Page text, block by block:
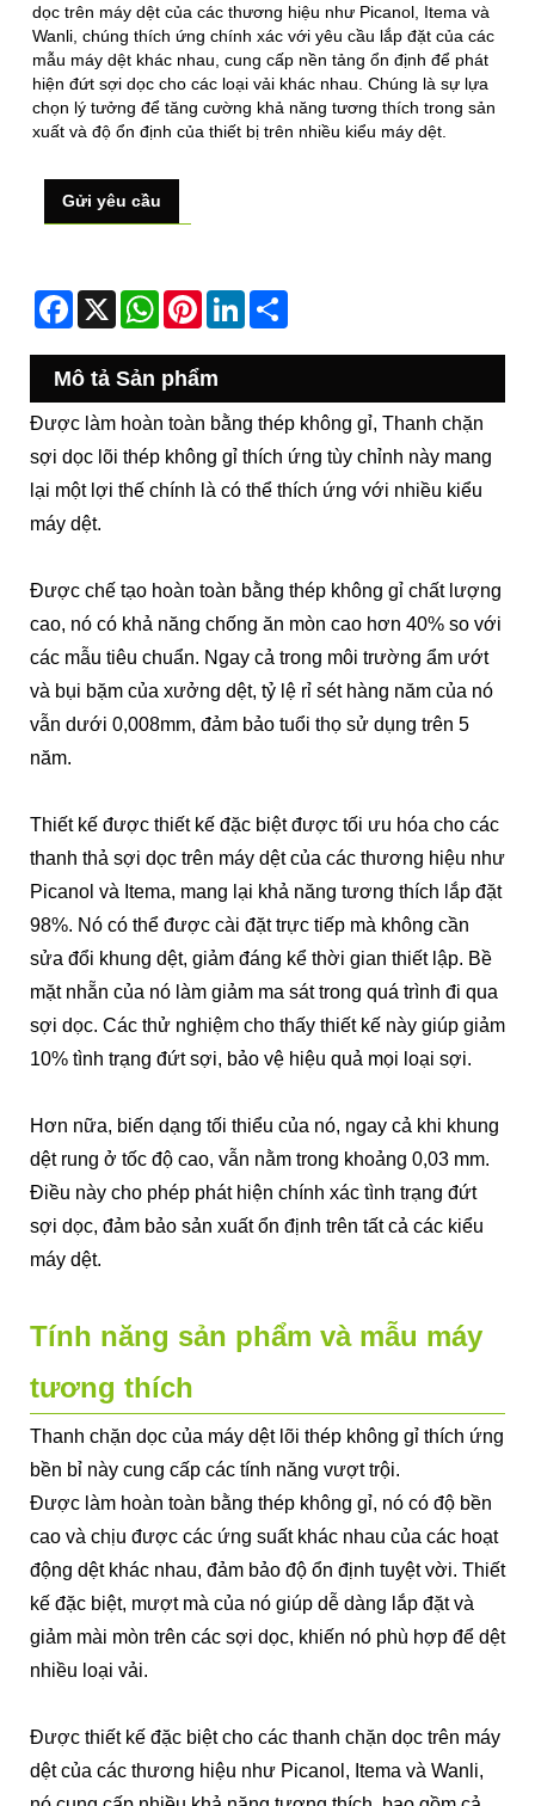
dọc trên máy dệt của các thương hiệu như Picanol, Itema và
Wanli, chúng thích ứng chính xác với yêu cầu lắp đặt của các
mẫu máy dệt khác nhau, cung cấp nền tảng ổn định để phát
hiện đứt sợi dọc cho các loại vải khác nhau. Chúng là sự lựa
chọn lý tưởng để tăng cường khả năng tương thích trong sản
xuất và độ ổn định của thiết bị trên nhiều kiểu máy dệt.
Gửi yêu cầu
Facebook
X WhatsApp
PinterestLinkedIn
Mô tả Sản phẩm
Được làm hoàn toàn bằng thép không gỉ, Thanh chặn
sợi dọc lõi thép không gỉ thích ứng tùy chỉnh này mang
lại một lợi thế chính là có thể thích ứng với nhiều kiểu
máy dệt.
Được chế tạo hoàn toàn bằng thép không gỉ chất lượng
cao, nó có khả năng chống ăn mòn cao hơn 40% so với
các mẫu tiêu chuẩn. Ngay cả trong môi trường ẩm ướt
và bụi bặm của xưởng dệt, tỷ lệ rỉ sét hàng năm của nó
vẫn dưới 0,008mm, đảm bảo tuổi thọ sử dụng trên 5
năm.
Thiết kế được thiết kế đặc biệt được tối ưu hóa cho các
thanh thả sợi dọc trên máy dệt của các thương hiệu như
Picanol và Itema, mang lại khả năng tương thích lắp đặt
98%. Nó có thể được cài đặt trực tiếp mà không cần
sửa đổi khung dệt, giảm đáng kể thời gian thiết lập. Bề
mặt nhẵn của nó làm giảm ma sát trong quá trình đi qua
sợi dọc. Các thử nghiệm cho thấy thiết kế này giúp giảm
10% tình trạng đứt sợi, bảo vệ hiệu quả mọi loại sợi.
Hơn nữa, biến dạng tối thiểu của nó, ngay cả khi khung
dệt rung ở tốc độ cao, vẫn nằm trong khoảng 0,03 mm.
Điều này cho phép phát hiện chính xác tình trạng đứt
sợi dọc, đảm bảo sản xuất ổn định trên tất cả các kiểu
máy dệt.
Tính năng sản phẩm và mẫu máy
tương thích
Thanh chặn dọc của máy dệt lõi thép không gỉ thích ứng
bền bỉ này cung cấp các tính năng vượt trội.
Được làm hoàn toàn bằng thép không gỉ, nó có độ bền
cao và chịu được các ứng suất khác nhau của các hoạt
động dệt khác nhau, đảm bảo độ ổn định tuyệt vời. Thiết
kế đặc biệt, mượt mà của nó giúp dễ dàng lắp đặt và
giảm mài mòn trên các sợi dọc, khiến nó phù hợp để dệt
nhiều loại vải.
Được thiết kế đặc biệt cho các thanh chặn dọc trên máy
dệt của các thương hiệu như Picanol, Itema và Wanli,